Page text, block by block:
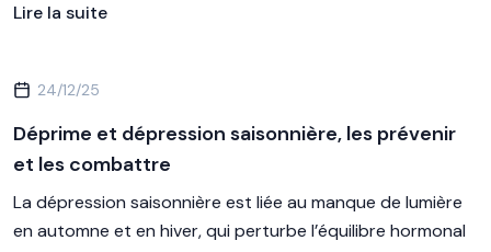
Lire la suite
24/12/25
Déprime et dépression saisonnière, les prévenir
et les combattre
La dépression saisonnière est liée au manque de lumière
en automne et en hiver, qui perturbe l’équilibre hormonal